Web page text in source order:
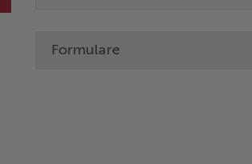
Formulare